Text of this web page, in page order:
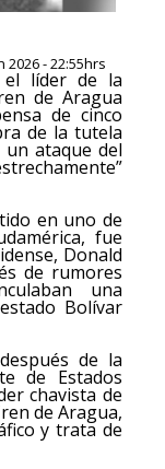
- 22:55hrs
el líder de la
de Aragua
de cinco
de la tutela
ataque del
en uno de
fue
Donald
de rumores
una
Bolívar
de la
de Estados
chavista de
de Aragua,
y trata de